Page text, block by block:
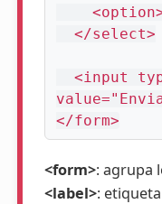
    <option>México</option>
  </select>
  <input type="submit"
</form>
<form>: agrupa
<label>: